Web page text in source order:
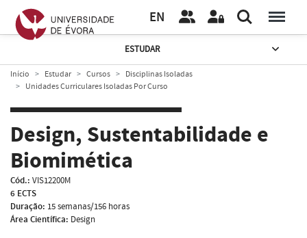
EN
ESTUDAR
Início Estudar Cursos
Disciplinas Isoladas
Unidades Curriculares Isoladas Por Curso
Design, Sustentabilidade e
Biomimética
Cód.: VIS12200M
6 ECTS
Duração: 15 semanas/156 horas
Área Científica: Design